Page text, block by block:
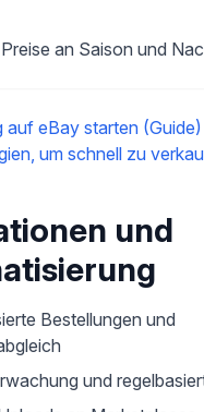
an Saison und
auf eBay starten (Guide)
um schnell zu
und
Bestellungen und
und